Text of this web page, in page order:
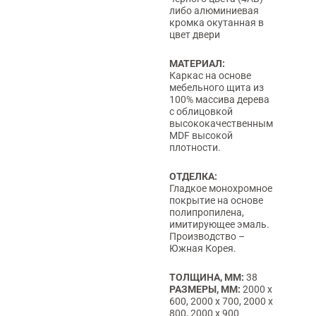
либо алюминиевая
кромка окутанная в
цвет двери
МАТЕРИАЛ:
Каркас на основе
мебельного щита из
100% массива дерева
с облицовкой
высококачественным
MDF высокой
плотности.
ОТДЕЛКА:
Гладкое монохромное
покрытие на основе
полипропилена,
имитирующее эмаль.
Производство –
Южная Корея.
ТОЛЩИНА, ММ: 38
РАЗМЕРЫ, ММ: 2000 х
600, 2000 х 700, 2000 х
800, 2000 х 900